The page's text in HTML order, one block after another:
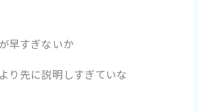
早すぎないか
り先に説明しすぎていな